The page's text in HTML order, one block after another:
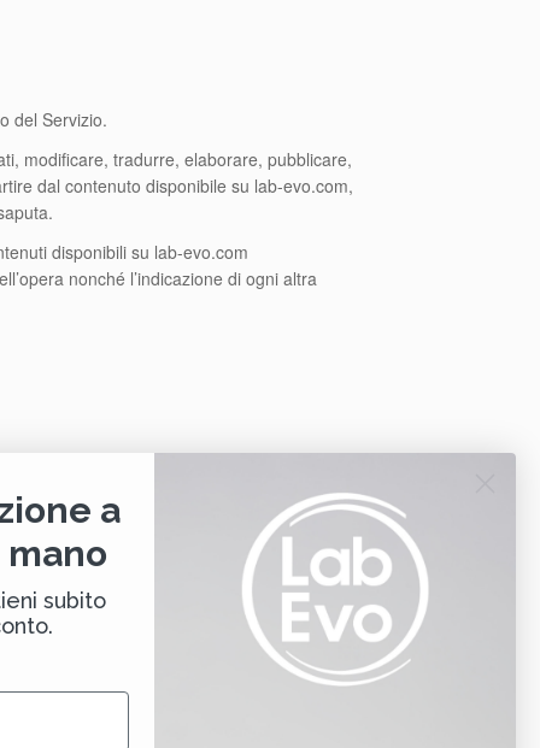
del Servizio.
modificare, tradurre, elaborare, pubblicare,
dal contenuto disponibile su lab-evo.com,
disponibili su lab-evo.com
nonché l’indicazione di ogni altra
il Titolare non ha alcun controllo su tali
sono determinate dagli stessi terzi e
sensi della legge applicabile.
diritti di terzi.
a
subito